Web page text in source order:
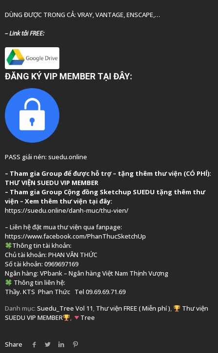
DÙNG ĐƯỢC TRONG CẢ: VRAY, VANTAGE, ENSCAPE,…
– Link tải FREE:
ĐĂNG KÝ VIP MEMBER TẠI ĐÂY:
PASS giải nén: suedu.online
– Tham gia Group để được hỗ trợ – tặng thêm thư viện (CÓ PHÍ):
THƯ VIỆN SUEDU VIP MEMBER
– Tham gia Group Cộng đồng Sketchup SUEDU tặng thêm thư
viện – Xem thêm thư viện tại đây:
https://suedu.online/danh-muc/thu-vien/
– Liên hệ đặt mua thư viện qua fanpage:
https://www.facebook.com/PhanThucSketchUp
Thông tin tài khoản:
Chủ tài khoản: PHAN VĂN THỨC
Số tài khoản: 0969697169
Ngân hàng: VPbank – Ngân hàng Việt Nam Thịnh Vượng
Thông tin liên hệ:
Thầy. KTS Phan Thức Tel 09.69.69.71.69
Danh mục: Suedu_Tree Vol 11, Thư viện FREE ( Miễn phí ),
Thư viện
SUEDU VIP MEMBER
, Tree
Share